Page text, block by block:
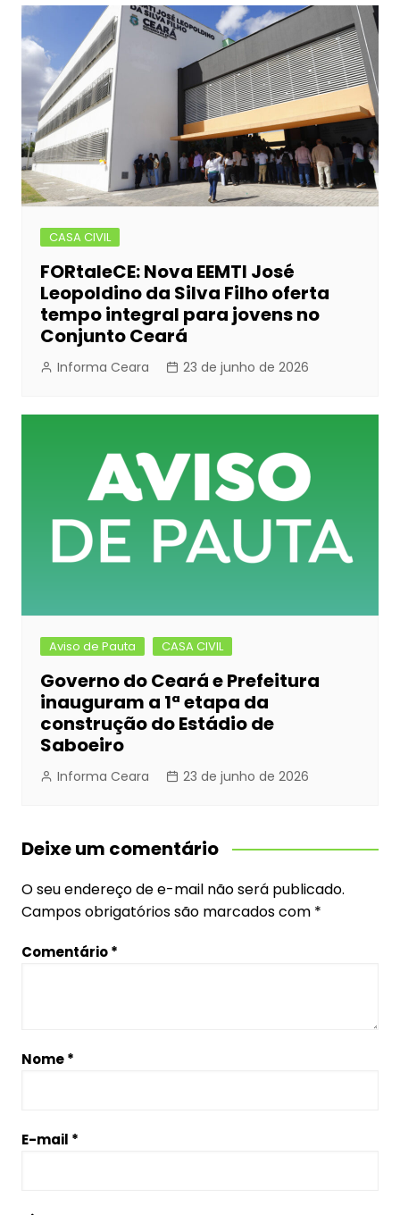
CASA CIVIL
FORtaleCE: Nova EEMTI José
Leopoldino da Silva Filho oferta
tempo integral para jovens no
Conjunto Ceará
Informa Ceara 23 de junho de 2026
Aviso de Pauta CASA CIVIL
Governo do Ceará e Prefeitura
inauguram a 1ª etapa da
construção do Estádio de
Saboeiro
Informa Ceara 23 de junho de 2026
Deixe um comentário
O seu endereço de e-mail não será publicado.
Campos obrigatórios são marcados com *
Comentário*
Nome*
E-mail *